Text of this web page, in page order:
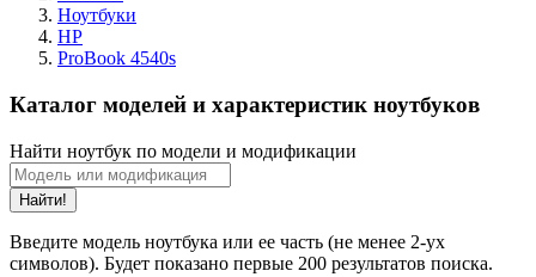
Ноутбуки
HP
ProBook 4540s
Каталог моделей и характеристик ноутбуков
Найти ноутбук по модели и модификации
Найти!
Введите модель ноутбука или ее часть (не менее 2-ух
символов). Будет показано первые 200 результатов поиска.